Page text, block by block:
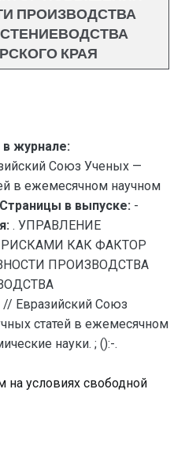
ПРОИЗВОДСТВА
КРАЯ
в журнале:
Союз Ученых —
в ежемесячном научном
Страницы в выпуске: -
. УПРАВЛЕНИЕ
КАК ФАКТОР
ПРОИЗВОДСТВА
Евразийский Союз
статей в ежемесячном
науки. ; ():-.
на условиях свободной